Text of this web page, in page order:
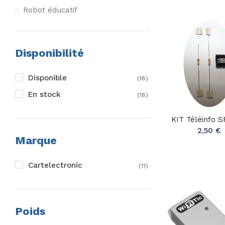
KIT Téléinfo
2,50 €
Robot éducatif
Disponibilité
Disponible (18)
En stock (18)
Marque
Cartelectronic (11)
Poids